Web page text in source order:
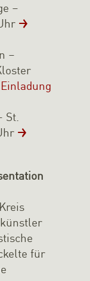
–
–
Einladung
St.
für